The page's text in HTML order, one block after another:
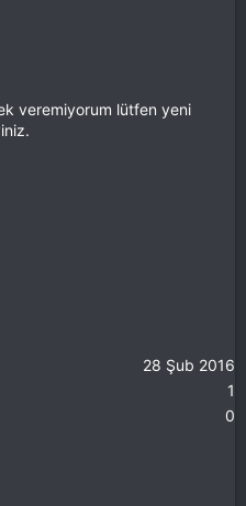
veremiyorum lütfen yeni
28 Şub 2016
1
0